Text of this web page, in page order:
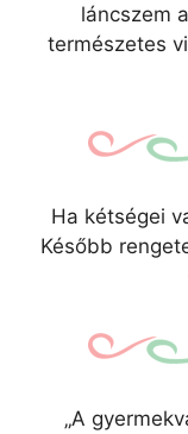
láncszem
természetes
Ha kétségei
Később
„A